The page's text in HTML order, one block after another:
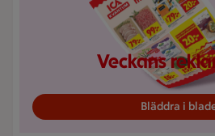
Veckans
Bläddra i